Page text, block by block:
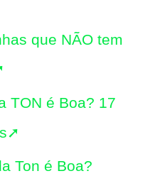
que NÃO tem
TON é Boa? 17
Ton é Boa?